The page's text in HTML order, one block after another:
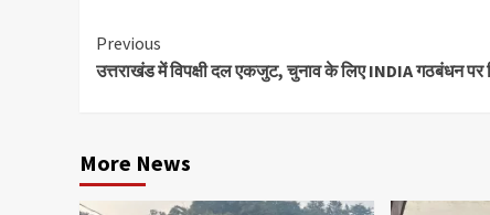
Continue
Reading
Previous
उत्तराखंड में विपक्षी दल एकजुट, चुनाव के लिए INDIA गठबंधन पर
More News